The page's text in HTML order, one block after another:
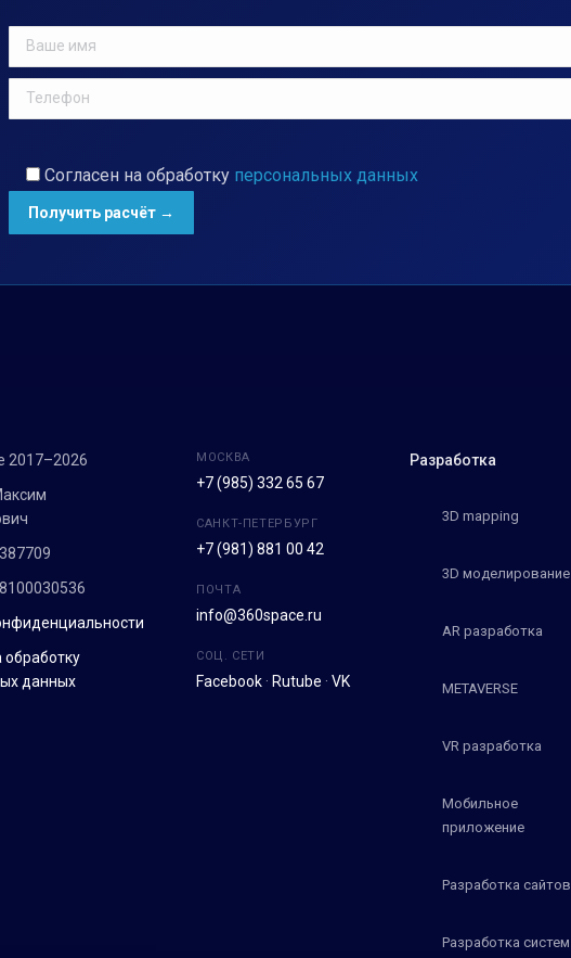
Согласен на обработку персональных данных
2017–2026
обработку
данных
МОСКВА
+7 (985) 332 65 67
САНКТ-ПЕТЕРБУРГ
+7 (981) 881 00 42
ПОЧТА
info@360space.ru
СОЦ. СЕТИ
Facebook· Rutube · VK
Разработка
3D mapping
3D моделирование
AR разработка
METAVERSE
VR разработка
Мобильное
приложение
Разработка сайтов
Разработка систем